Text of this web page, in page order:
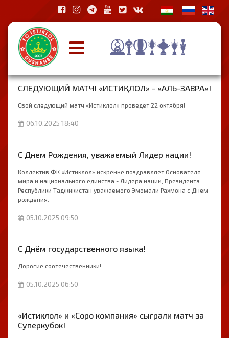
СЛЕДУЮЩИЙ МАТЧ! «ИСТИҚЛОЛ» - «АЛЬ-ЗАВРА»!
Свой следующий матч «Истиклол» проведет 22 октября!
06.10.2025 18:40
С Днем Рождения, уважаемый Лидер нации!
Коллектив ФК «Истиклол» искренне поздравляет Основателя
мира и национального единства - Лидера нации, Президента
Республики Таджикистан уважаемого Эмомали Рахмона с Днем
рождения.
05.10.2025 09:50
С Днём государственного языка!
Дорогие соотечественники!
05.10.2025 06:50
«Истиклол» и «Соро компания» сыграли матч за
Суперкубок!